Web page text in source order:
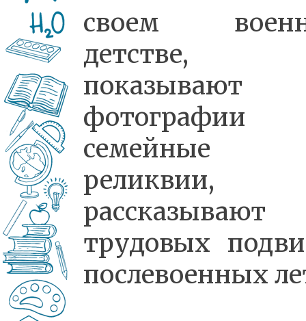
своем
детстве,
показывают
семейные
реликвии,
трудовых
послевоенных